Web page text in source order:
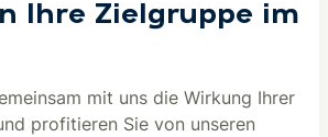
Ihre Zielgruppe im
mit uns die Wirkung Ihrer
profitieren Sie von unseren